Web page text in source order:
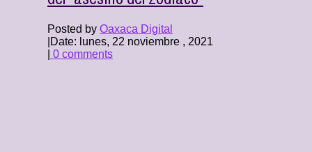
Posted by Oaxaca Digital
Date: lunes, 22 noviembre , 2021
0 comments